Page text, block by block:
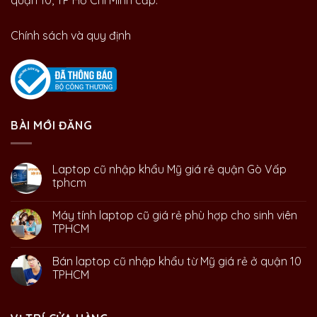
Chính sách và quy định
BÀI MỚI ĐĂNG
Laptop cũ nhập khẩu Mỹ giá rẻ quận Gò Vấp
tphcm
Máy tính laptop cũ giá rẻ phù hợp cho sinh viên
TPHCM
Bán laptop cũ nhập khẩu từ Mỹ giá rẻ ở quận 10
TPHCM